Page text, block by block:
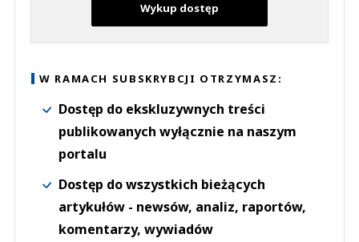
Wykup dostęp
W RAMACH SUBSKRYBCJI OTRZYMASZ:
Dostęp do ekskluzywnych treści
publikowanych wyłącznie na naszym
portalu
Dostęp do wszystkich bieżących
artykułów - newsów, analiz, raportów,
komentarzy, wywiadów